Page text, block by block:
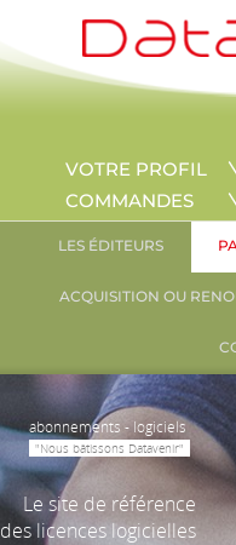
VOTRE PROFIL
COMMANDES
LES ÉDITEURS
ACQUISITION OU
abonnements - logiciels
"Nous bâtissons Datavenir"
Le site de référence
des licences logicielles